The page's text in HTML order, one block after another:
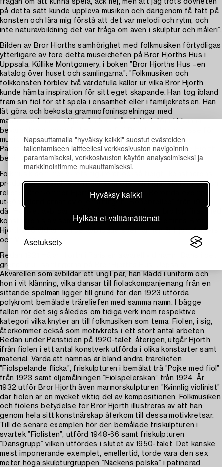
Napsauttamalla "hyväksy kaikki" suostut evästeiden
tallentamiseen laitteellesi verkkosivuston navigoinnin
parantamiseksi, verkkosivuston käytön analysoimiseksi ja
markkinointimme mukauttamiseksi.
Hyväksy kaikki
Hylkää ei-välttämättömät
Asetukset
frågan om att kunna spela, ack nej, men att jag trots dövheten
på detta sätt kunde uppleva musiken och därigenom få fatt på
konsten och lära mig förstå att det var melodi och rytm, och
inte naturavbildning det var fråga om även i skulptur och måleri”.
Bilden av Bror Hjorths samhörighet med folkmusiken förtydligas
ytterligare av före detta museichefen på Bror Hjorths Hus i
Uppsala, Küllike Montgomery, i boken ”Bror Hjorths Hus –en
katalog över huset och samlingarna”: ”Folkmusiken och
folkkonsten förblev två värdefulla källor ur vilka Bror Hjorth
kunde hämta inspiration för sitt eget skapande. Han tog ibland
fram sin fiol för att spela i ensamhet eller i familjekretsen. Han
lät göra och bekosta grammofoninspelningar med
mästerspelmannen Hjort Anders från Rättvik för att kunna
bevara den genuina folkmusiken. […] Bror Hjorths intresse för
musik var centrerat till fiolen och bland hans noter från
Paristiden återfinns Mozart och andra klassiker, har Ole Hjorth
berättat”.
Folkmusik som motivkrets figurerar också tidigt i konstnärens
produktion. I såväl teckningar som oljemålningar, skulpturer och
reliefer återkommer Hjorth till folkmusiken. Berömda exempel
utgörs bland annat av oljemålningen ”Bondbröllop” från 1924
där motivet avbildar en interiör där ett enklare bröllop firas med
konstnären själv som brudgum. I bakgrunden återfinns Bror
Hjorths föräldrar och de avbildade spelmännen är Hjort Anders
och Viksta Lasse.
Redan 1921 målar Hjorth i Paris en akvarell vid namn ”Dans i det
gröna” (nu i samlingarna på Bror Hjorths Hus, Uppsala).
Akvarellen som avbildar ett ungt par, han klädd i uniform och
hon i vit klänning, vilka dansar till fiolackompanjemang från en
sittande spelman ligger till grund för den 1923 utförda
polykromt bemålade träreliefen med samma namn. I bägge
fallen rör det sig således om tidiga verk inom respektive
kategori vilka knyter an till folkmusiken som tema. Fiolen, i sig,
återkommer också som motivkrets i ett stort antal arbeten.
Redan under Paristiden på 1920-talet, återigen, utgår Hjorth
ifrån fiolen i ett antal konstverk utförda i olika konstarter samt
material. Värda att nämnas är bland andra träreliefen
”Fiolspelande flicka”, friskulpturen i bemålat trä ”Pojke med fiol”
från 1923 samt oljemålningen ”Fiolspelerskan” från 1924. År
1932 utför Bror Hjorth även marmorskulpturen ”Kvinnlig violinist”
där fiolen är en mycket viktig del av kompositionen. Folkmusiken
och fiolens betydelse för Bror Hjorth illustreras av att han
genom hela sitt konstnärskap återkom till dessa motivkretsar.
Till de senare exemplen hör den bemålade friskulpturen i
svartek ”Fiolisten”, utförd 1948-66 samt friskulpturen
”Dansgrupp” vilken utfördes i slutet av 1950-talet. Det kanske
mest imponerande exemplet, emellertid, torde vara den sex
meter höga skulpturgruppen ”Näckens polska” i patinerad